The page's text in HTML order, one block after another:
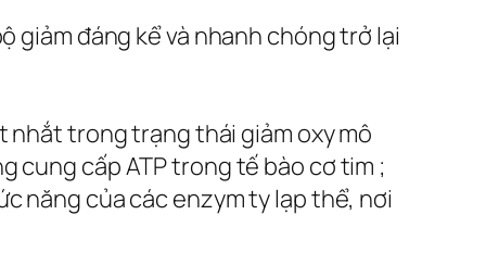
giảm đáng kể và nhanh chóng trở lại
nhắt trong trạng thái giảm oxy mô
cung cấp ATP trong tế bào cơ tim ;
năng của các enzym ty lạp thể, nơi